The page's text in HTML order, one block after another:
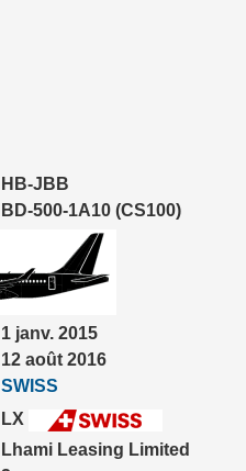
HB-JBB
BD-500-1A10 (CS100)
1 janv. 2015
12 août 2016
SWISS
LX
Lhami Leasing Limited